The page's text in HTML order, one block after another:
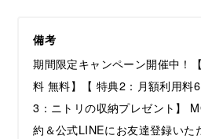
備考
期間限定キャンペーン開催中！
料 無料】【 特典2：月額利用料
3：ニトリの収納プレゼント】
約＆公式LINEにお友達登録いた